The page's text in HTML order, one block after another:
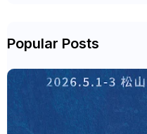
Popular Posts